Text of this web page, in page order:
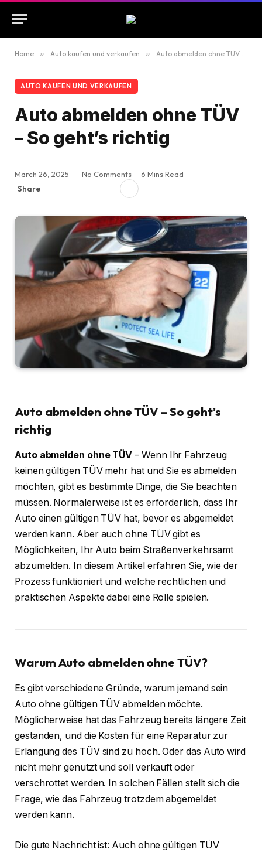
Home » Auto kaufen und verkaufen » Auto abmelden ohne TÜV – So geht’s richtig
AUTO KAUFEN UND VERKAUFEN
Auto abmelden ohne TÜV
– So geht’s richtig
March 26, 2025 No Comments
6 Mins Read
Share
Auto abmelden ohne TÜV – So geht’s
richtig
Auto abmelden ohne TÜV – Wenn Ihr Fahrzeug
keinen gültigen TÜV mehr hat und Sie es abmelden
möchten, gibt es bestimmte Dinge, die Sie beachten
müssen. Normalerweise ist es erforderlich, dass Ihr
Auto einen gültigen TÜV hat, bevor es abgemeldet
werden kann. Aber auch ohne TÜV gibt es
Möglichkeiten, Ihr Auto beim Straßenverkehrsamt
abzumelden. In diesem Artikel erfahren Sie, wie der
Prozess funktioniert und welche rechtlichen und
praktischen Aspekte dabei eine Rolle spielen.
Warum Auto abmelden ohne TÜV?
Es gibt verschiedene Gründe, warum jemand sein
Auto ohne gültigen TÜV abmelden möchte.
Möglicherweise hat das Fahrzeug bereits längere Zeit
gestanden, und die Kosten für eine Reparatur zur
Erlangung des TÜV sind zu hoch. Oder das Auto wird
nicht mehr genutzt und soll verkauft oder
verschrottet werden. In solchen Fällen stellt sich die
Frage, wie das Fahrzeug trotzdem abgemeldet
werden kann.
Die gute Nachricht ist: Auch ohne gültigen TÜV